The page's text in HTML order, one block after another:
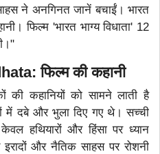
ने अनगिनत जानें बचाईं। भारत
फिल्म 'भारत भाग्य विधाता' 12
फिल्म की कहानी
कहानियों को सामने लाती है
में दबे और भुला दिए गए थे। सच्ची
हथियारों और हिंसा पर ध्यान
और नैतिक साहस पर रोशनी